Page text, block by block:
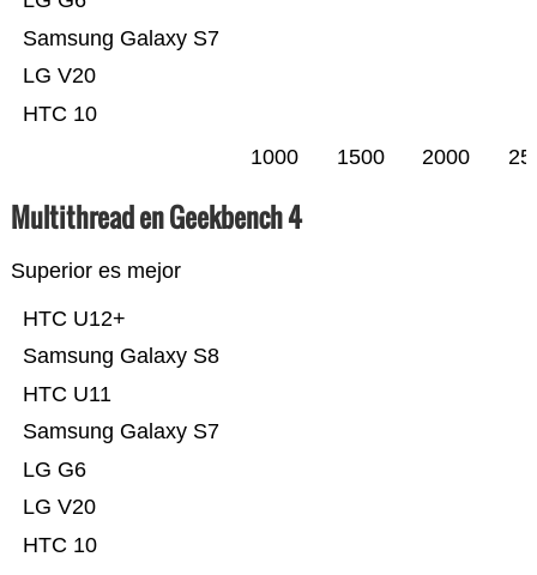
HTC 10
LG V20
Samsung Galaxy S7
1000 1500 2000
Multithread en Geekbench 4
Superior es mejor
HTC 10
LG V20
LG G6
Samsung Galaxy S7
HTC U11
Samsung Galaxy S8
HTC U12+